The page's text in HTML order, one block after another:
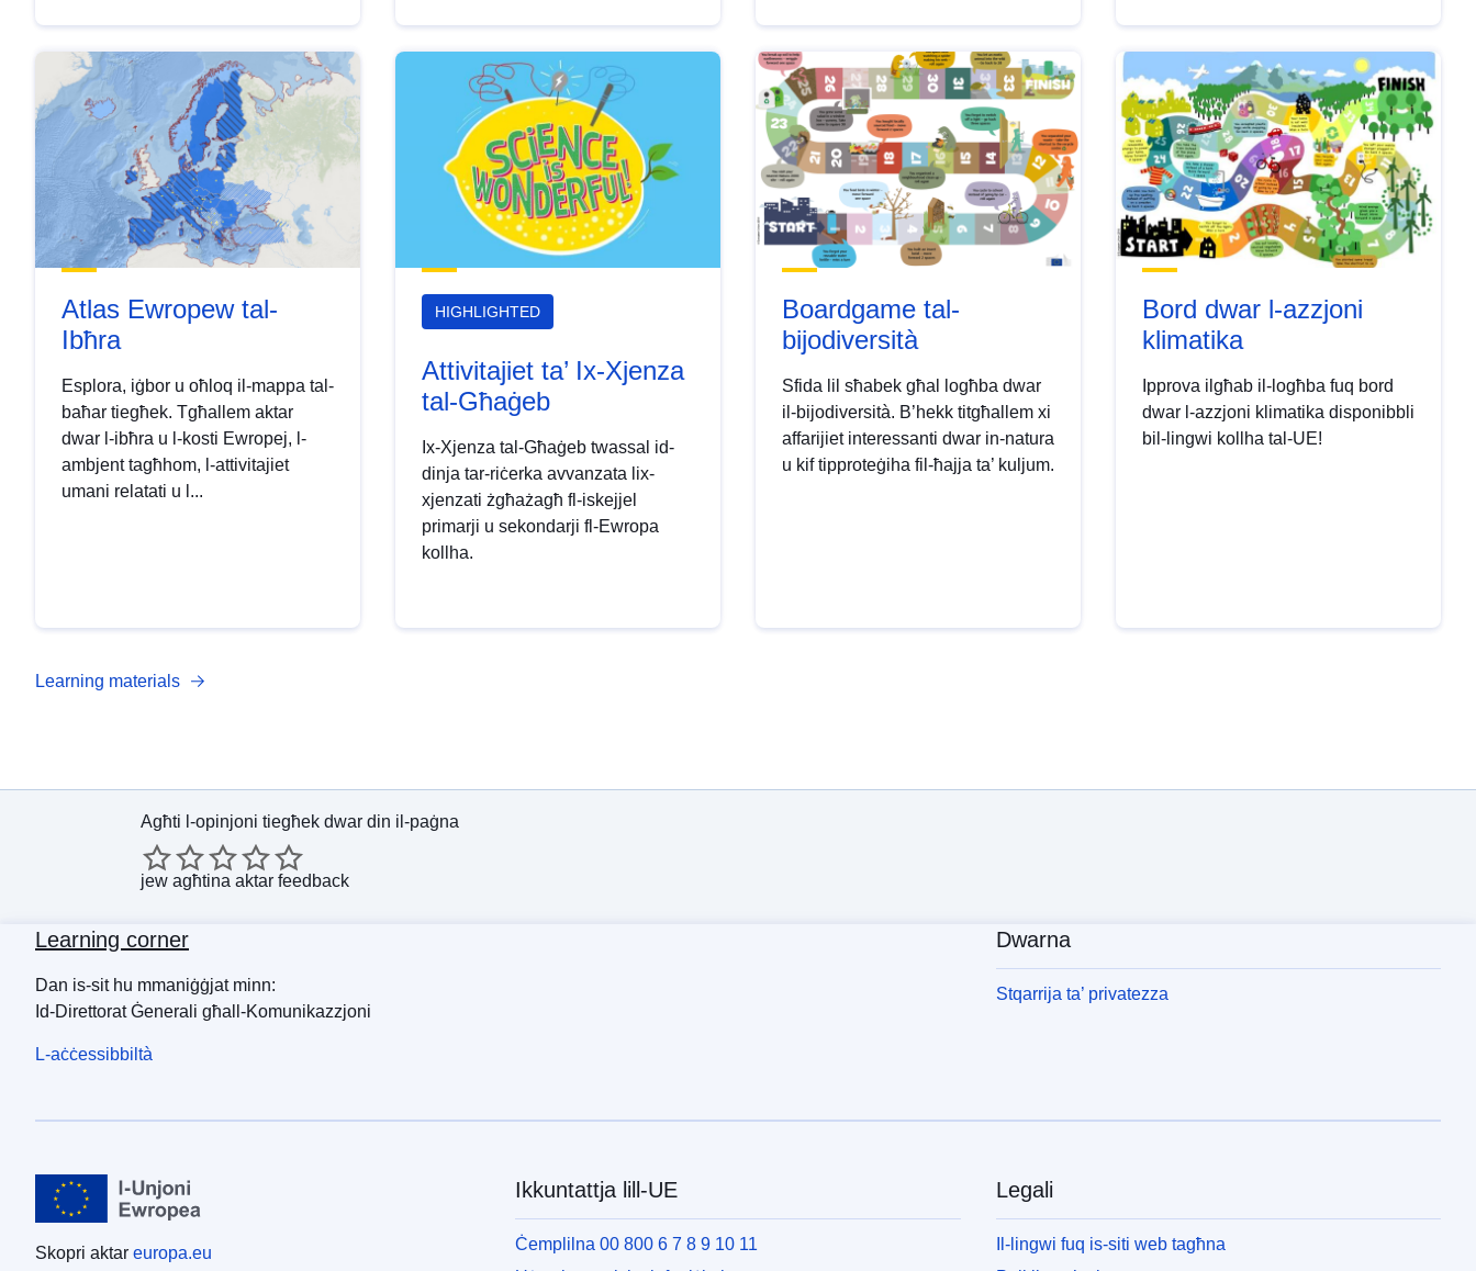
Atlas Ewropew tal-
Ibħra
Esplora, iġbor u oħloq il-mappa tal-
baħar tiegħek. Tgħallem aktar
dwar l-ibħra u l-kosti Ewropej, l-
ambjent tagħhom, l-attivitajiet
umani relatati u l...
HIGHLIGHTED
Attivitajiet ta’ Ix-Xjenza
tal-Għaġeb
Ix-Xjenza tal-Għaġeb twassal id-
dinja tar-riċerka avvanzata lix-
xjenzati żgħażagħ fl-iskejjel
primarji u sekondarji fl-Ewropa
kollha.
Boardgame tal-
bijodiversità
Sfida lil sħabek għal logħba dwar
il-bijodiversità. B’hekk titgħallem xi
affarijiet interessanti dwar in-natura
u kif tipproteġiha fil-ħajja ta’ kuljum.
Bord dwar l-azzjoni
klimatika
Ipprova ilgħab il-logħba fuq bord
dwar l-azzjoni klimatika disponibbli
bil-lingwi kollha tal-UE!
Learning materials
Agħti l-opinjoni tiegħek dwar din il-paġna
jew agħtina aktar feedback
Learning corner
Dan is-sit hu mmaniġġjat minn:
Id-Direttorat Ġenerali għall-Komunikazzjoni
L-aċċessibbiltà
Dwarna
Stqarrija ta’ privatezza
Skopri aktar europa.eu
Ikkuntattja lill-UE
Ċemplilna 00 800 6 7 8 9 10 11
Legali
Il-lingwi fuq is-siti web tagħna